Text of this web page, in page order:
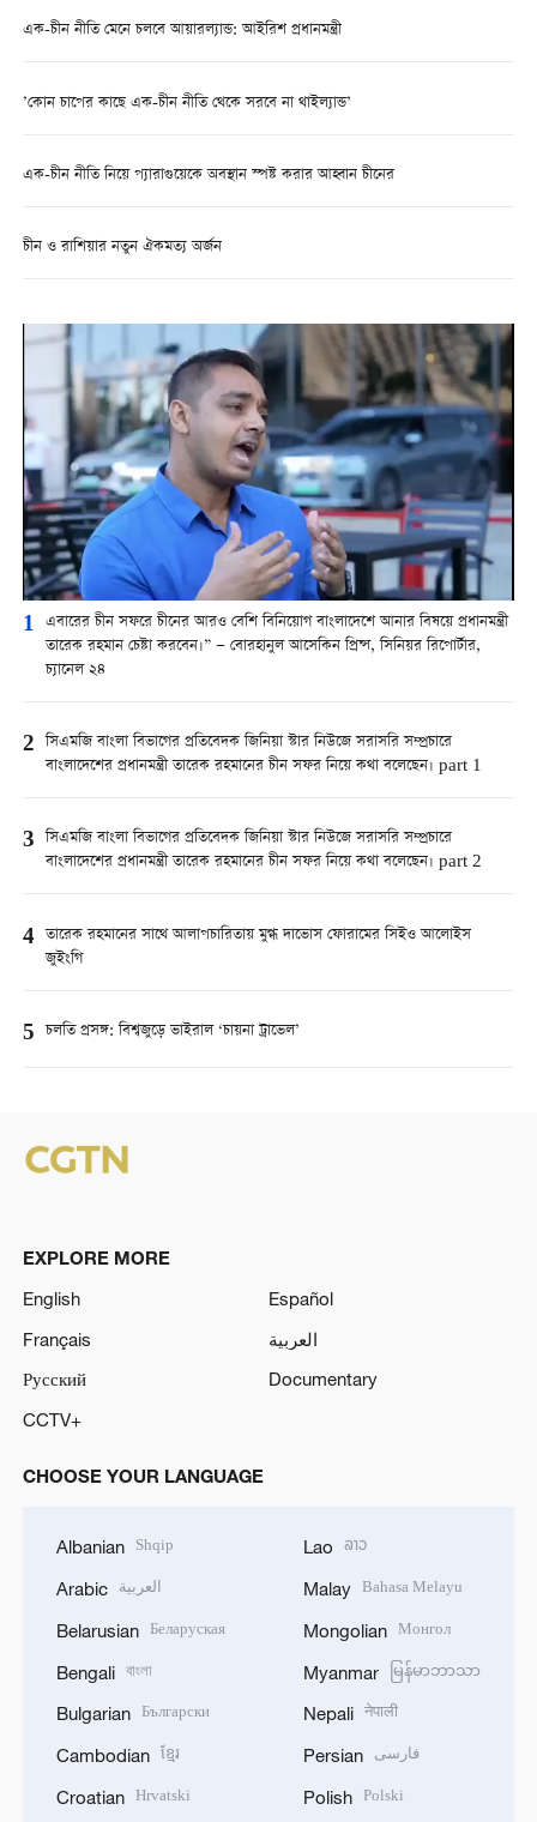
এক-চীন নীতি মেনে চলবে আয়ারল্যান্ড: আইরিশ প্রধানমন্ত্রী
’কোন চাপের কাছে এক-চীন নীতি থেকে সরবে না থাইল্যান্ড’
এক-চীন নীতি নিয়ে প্যারাগুয়েকে অবস্থান স্পষ্ট করার আহ্বান চীনের
চীন ও রাশিয়ার নতুন ঐকমত্য অর্জন
1 এবারের চীন সফরে চীনের আরও বেশি বিনিয়োগ বাংলাদেশে আনার বিষয়ে প্রধানমন্ত্রী
তারেক রহমান চেষ্টা করবেন।” — বোরহানুল আসেকিন প্রিন্স, সিনিয়র রিপোর্টার,
চ্যানেল ২৪
2 সিএমজি বাংলা বিভাগের প্রতিবেদক জিনিয়া স্টার নিউজে সরাসরি সম্প্রচারে
বাংলাদেশের প্রধানমন্ত্রী তারেক রহমানের চীন সফর নিয়ে কথা বলেছেন। part 1
3 সিএমজি বাংলা বিভাগের প্রতিবেদক জিনিয়া স্টার নিউজে সরাসরি সম্প্রচারে
বাংলাদেশের প্রধানমন্ত্রী তারেক রহমানের চীন সফর নিয়ে কথা বলেছেন। part 2
4 তারেক রহমানের সাথে আলাপচারিতায় মুগ্ধ দাভোস ফোরামের সিইও আলোইস
জুইংগি
5 চলতি প্রসঙ্গ: বিশ্বজুড়ে ভাইরাল ‘চায়না ট্রাভেল’
EXPLORE MORE
English
Español
Français
العربية
Русский
Documentary
CCTV+
CHOOSE YOUR LANGUAGE
Albanian Shqip
Arabic العربية
Belarusian Беларуская
Bengali বাংলা
Bulgarian Български
Cambodian ខ្មែរ
Croatian Hrvatski
Lao ລາວ
Malay Bahasa Melayu
Mongolian Монгол
Myanmar မြန်မာဘာသာ
Nepali नेपाली
Persian فارسی
Polish Polski